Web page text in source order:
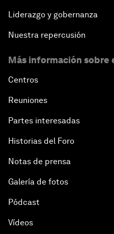
Liderazgo y gobernanza
Nuestra repercusión
Más información sobre
Centros
Reuniones
Partes interesadas
Historias del Foro
Notas de prensa
Galería de fotos
Pódcast
Vídeos